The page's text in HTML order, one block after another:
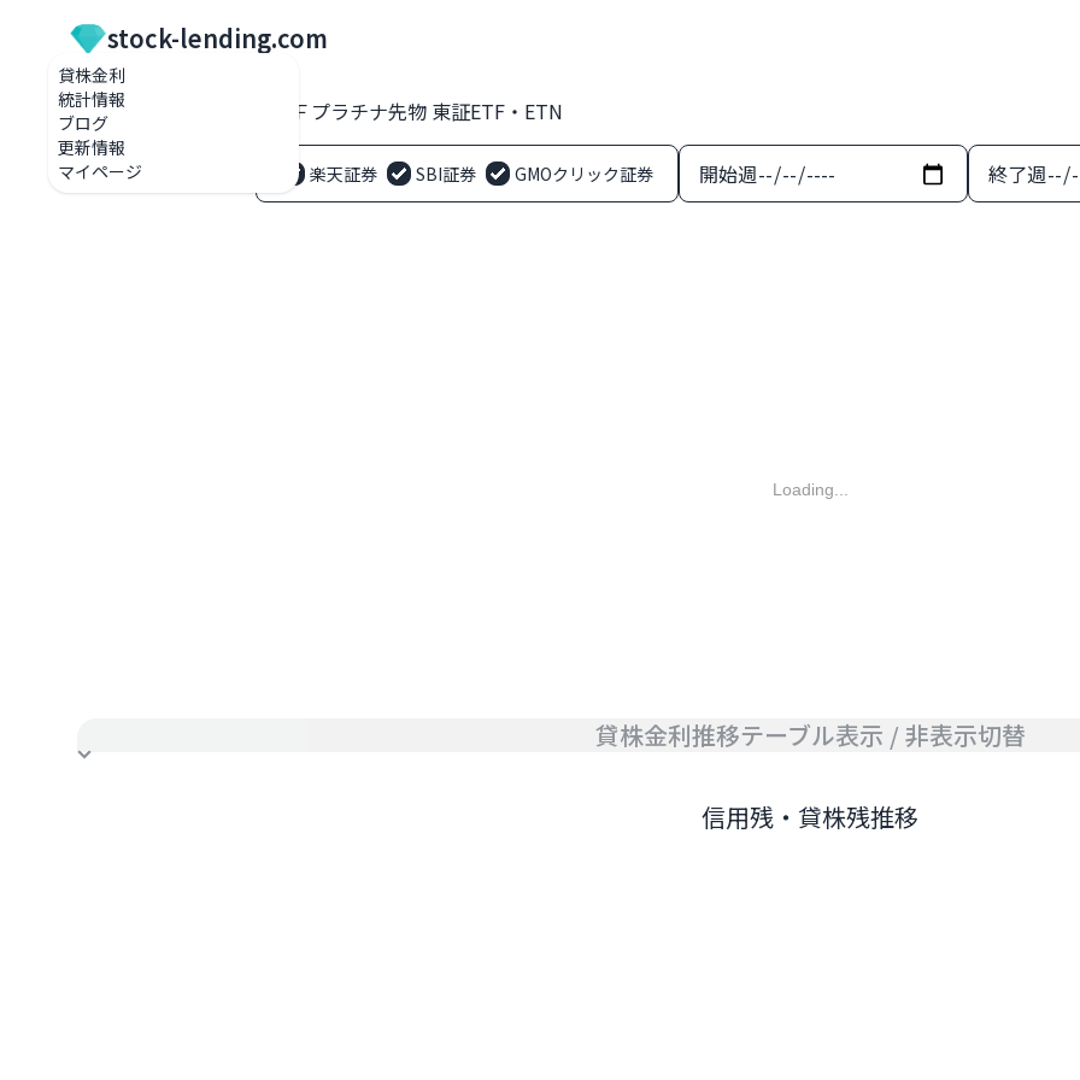
貸株金利
統計情報
ブログ
更新情報
マイページ
stock-lending.com
貸株金利一覧 1682 ＮＦプラチナ先物 東証ETF・ETN
楽天証券 SBI証券 GMOクリック証券 開始週 終了週
Loading...
貸株金利推移テーブル表示 / 非表示切替
信用残・貸株残推移